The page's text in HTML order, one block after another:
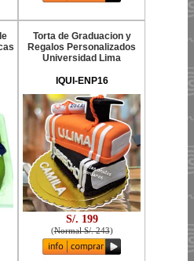
Torta de Graduacion y
Regalos Personalizados
Universidad Lima
IQUI-ENP16
S/. 199
(Normal S/. 243)